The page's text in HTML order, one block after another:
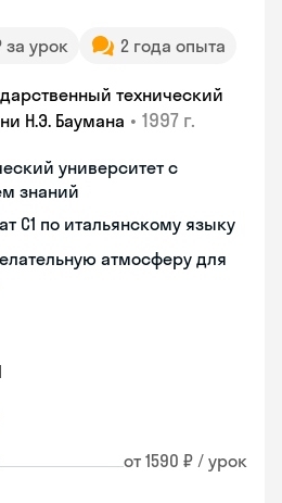
за урок 2 года опыта
технический
Н.Э. Баумана • 1997 г.
университет с
знаний
C1 по итальянскому языку
атмосферу для
от 1590 ₽ / урок